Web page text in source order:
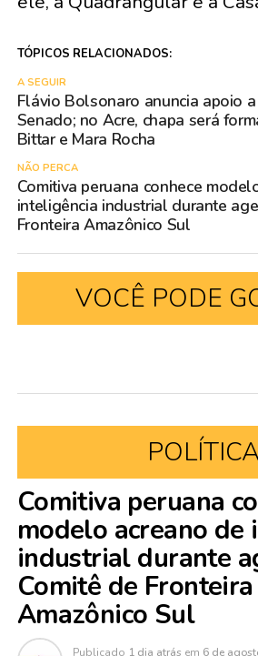
TÓPICOS RELACIONADOS:
A SEGUIR
Flávio Bolsonaro anuncia apoio
Senado; no Acre, chapa será
Bittar e Mara Rocha
NÃO PERCA
Comitiva peruana conhece
inteligência industrial durante
Fronteira Amazônico Sul
VOCÊ PODE
POLÍTICA
Comitiva peruana
modelo acreano de
industrial durante
Comitê de Fronteira
Amazônico Sul
Publicado 1 dia atrás em 6 de